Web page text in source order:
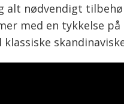
nødvendigt
med en tykkelse